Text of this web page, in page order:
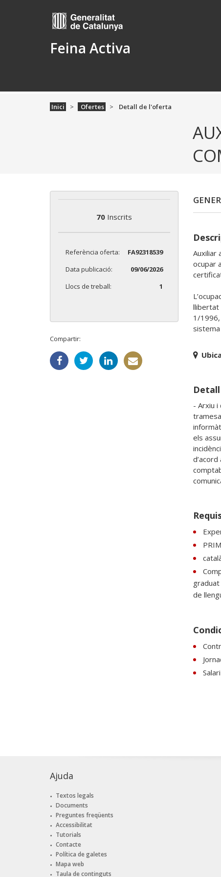
Feina Activa
Inici Ofertes Detall de l'oferta
70Inscrits
Referència oferta:
FA92318539
Data publicació:
09/06/2026
Llocs de treball:
1
Compartir:
Auxiliar
ocupar
llibertat
1/
sistema
- Arxiu
els
de
Ajuda
Textos legals
Documents
Preguntes freqüents
Accessibilitat
Tutorials
Contacte
Política de galetes
Mapa web
Taula de continguts